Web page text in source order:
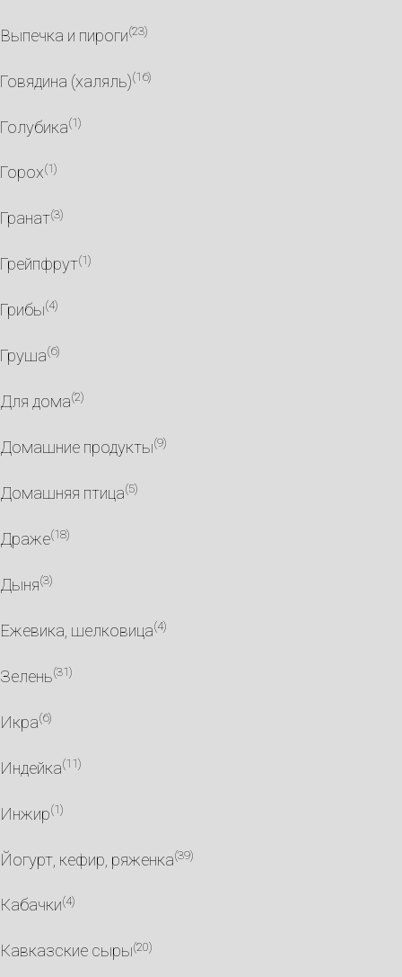
Выпечка и пироги(23)
Говядина (халяль)(16)
Голубика(1)
Горох(1)
Гранат(3)
Грейпфрут(1)
Грибы(4)
Груша(6)
Для дома(2)
Домашние продукты(9)
Домашняя птица(5)
Драже(18)
Дыня(3)
Ежевика, шелковица(4)
Зелень(31)
Икра(6)
Индейка(11)
Инжир(1)
Йогурт, кефир, ряженка(39)
Кабачки(4)
Кавказские сыры(20)